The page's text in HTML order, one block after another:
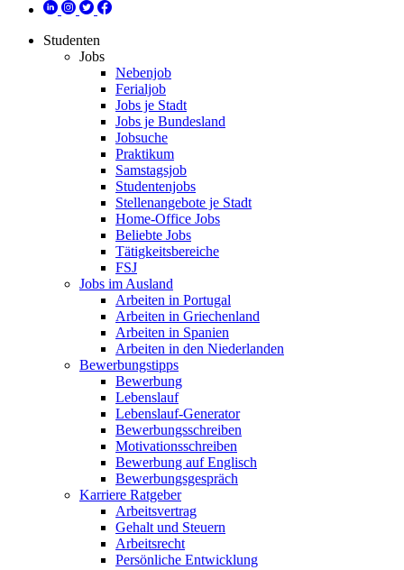
Studenten
Jobs
Nebenjob
Ferialjob
Jobs je Stadt
Jobs je Bundesland
Jobsuche
Praktikum
Samstagsjob
Studentenjobs
Stellenangebote je Stadt
Home-Office Jobs
Beliebte Jobs
Tätigkeitsbereiche
FSJ
Jobs im Ausland
Arbeiten in Portugal
Arbeiten in Griechenland
Arbeiten in Spanien
Arbeiten in den Niederlanden
Bewerbungstipps
Bewerbung
Lebenslauf
Lebenslauf-Generator
Bewerbungsschreiben
Motivationsschreiben
Bewerbung auf Englisch
Bewerbungsgespräch
Karriere Ratgeber
Arbeitsvertrag
Gehalt und Steuern
Arbeitsrecht
Persönliche Entwicklung